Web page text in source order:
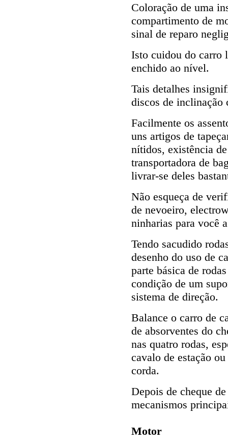
Coloração de uma
compartimento de
sinal de reparo
Isto cuidou do carro
enchido ao nível.
Tais detalhes
discos de inclinação
Facilmente os
uns artigos de
nítidos, existência
transportadora de
livrar-se deles
Não esqueça de
de nevoeiro,
ninharias para você
Tendo sacudido
desenho do uso de
parte básica de
condição de um
sistema de direção.
Balance o carro de
de absorventes do
nas quatro rodas,
cavalo de estação
corda.
Depois de cheque
mecanismos
Motor